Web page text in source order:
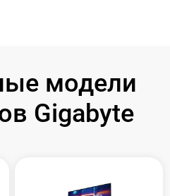
модели
Gigabyte